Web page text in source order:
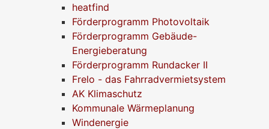
heatfind
Förderprogramm Photovoltaik
Förderprogramm Gebäude-
Energieberatung
Förderprogramm Rundacker II
Frelo - das Fahrradvermietsystem
AK Klimaschutz
Kommunale Wärmeplanung
Windenergie